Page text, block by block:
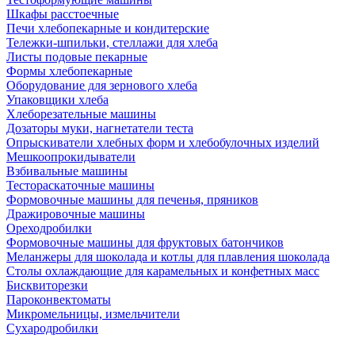
Шкафы расстоечные
Печи хлебопекарные и кондитерские
Тележки-шпильки, стеллажи для хлеба
Листы подовые пекарные
Формы хлебопекарные
Оборудование для зернового хлеба
Упаковщики хлеба
Хлеборезательные машины
Дозаторы муки, нагнетатели теста
Опрыскиватели хлебных форм и хлебобулочных изделий
Мешкоопрокидыватели
Взбивальные машины
Тестораскаточные машины
Формовочные машины для печенья, пряников
Дражировочные машины
Ореходробилки
Формовочные машины для фруктовых батончиков
Меланжеры для шоколада и котлы для плавления шоколада
Столы охлаждающие для карамельных и конфетных масс
Бисквиторезки
Пароконвектоматы
Микромельницы, измельчители
Сухародробилки